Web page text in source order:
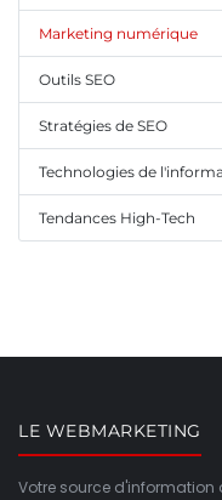
Marketing numérique
Outils SEO
Stratégies de SEO
Technologies de
Tendances High-Tech
LE WEBMARKETING
Votre source d'information